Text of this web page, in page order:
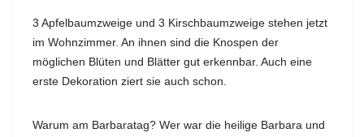
3 Apfelbaumzweige und 3 Kirschbaumzweige stehen jetzt
im Wohnzimmer. An ihnen sind die Knospen der
möglichen Blüten und Blätter gut erkennbar. Auch eine
erste Dekoration ziert sie auch schon.
Warum am Barbaratag? Wer war die heilige Barbara und